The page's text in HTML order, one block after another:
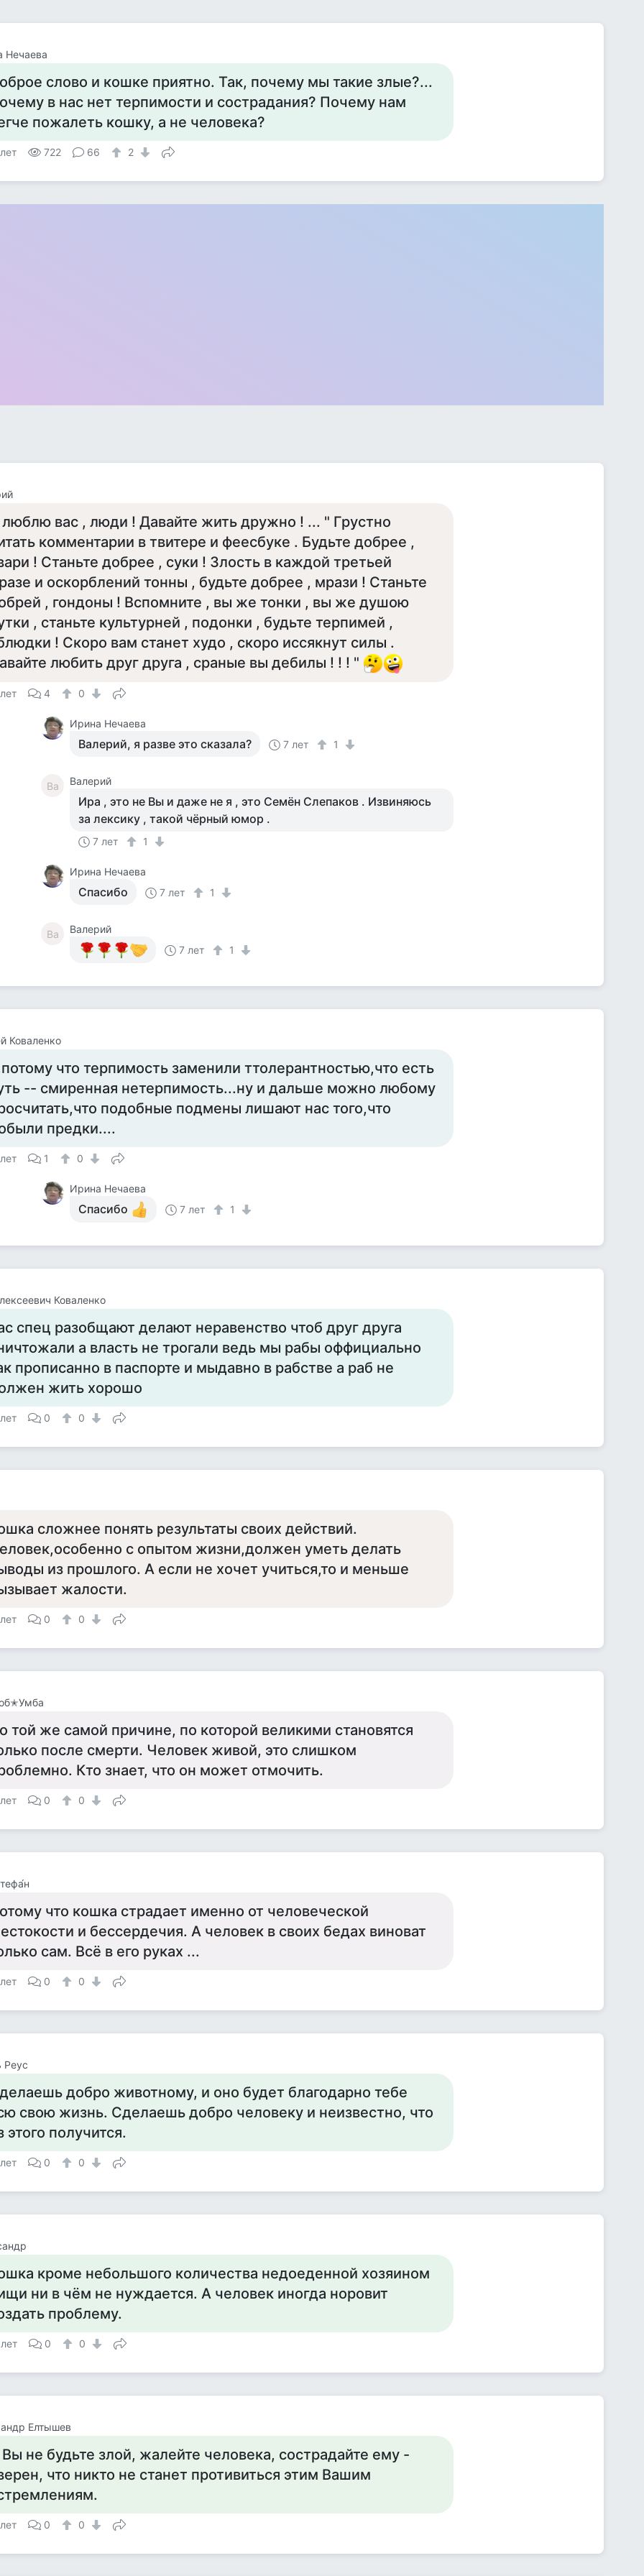
Нечаева
слово и кошке приятно. Так, почему мы такие злые?...
в нас нет терпимости и сострадания? Почему нам
пожалеть кошку, а не человека?
722 66 2
вас , люди ! Давайте жить дружно ! ... " Грустно
комментарии в твитере и феесбуке . Будьте добрее ,
! Станьте добрее , суки ! Злость в каждой третьей
и оскорблений тонны , будьте добрее , мрази ! Станьте
, гондоны ! Вспомните , вы же тонки , вы же душою
, станьте культурней , подонки , будьте терпимей ,
! Скоро вам станет худо , скоро иссякнут силы .
любить друг друга , сраные вы дебилы ! ! ! "
4 0
Ирина Нечаева
Валерий, я разве это сказала? 7 лет 1
Ва Валерий
Ира , это не Вы и даже не я , это Семён Слепаков . Извиняюсь
за лексику , такой чёрный юмор .
7 лет 1
Ирина Нечаева
Спасибо 7 лет 1
Ва
Валерий
7 лет
1
Коваленко
что терпимость заменили ттолерантностью,что есть
-- смиренная нетерпимость...ну и дальше можно любому
подобные подмены лишают нас того,что
предки....
1 0
Ирина Нечаева
Спасибо 7 лет 1
Коваленко
спец разобщают делают неравенство чтоб друг друга
а власть не трогали ведь мы рабы оффициально
прописанно в паспорте и мыдавно в рабстве а раб не
жить хорошо
0 0
сложнее понять результаты своих действий.
с опытом жизни,должен уметь делать
из прошлого. А если не хочет учиться,то и меньше
жалости.
0 0
той же самой причине, по которой великими становятся
после смерти. Человек живой, это слишком
Кто знает, что он может отмочить.
0 0
что кошка страдает именно от человеческой
и бессердечия. А человек в своих бедах виноват
сам. Всё в его руках ...
0 0
Реус
добро животному, и оно будет благодарно тебе
свою жизнь. Сделаешь добро человеку и неизвестно, что
этого получится.
0 0
кроме небольшого количества недоеденной хозяином
ни в чём не нуждается. А человек иногда норовит
проблему.
0 0
Елтышев
не будьте злой, жалейте человека, сострадайте ему -
что никто не станет противиться этим Вашим
0 0